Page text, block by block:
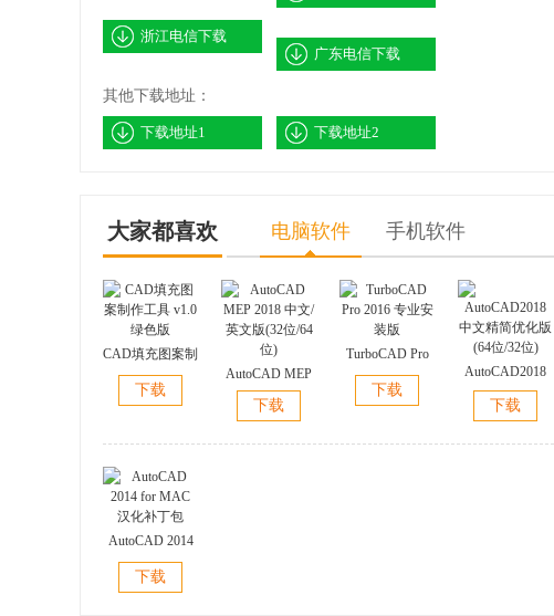
浙江电信下载
广东电信下载
其他下载地址：
下载地址1 下载地址2
大家都喜欢 电脑软件 手机软件
CAD填充图案制
作工具 v1.0 绿
色版
下载
AutoCAD MEP
2018 中文/英文
版(32位/64位)
下载
TurboCAD Pro
2016 专业安装
版
下载
AutoCAD2018
中文精简优化版
(64位/32位)
下载
AutoCAD 2014
for MAC 汉化补
丁包
下载